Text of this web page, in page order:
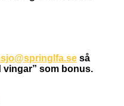
så
vingar” som bonus.